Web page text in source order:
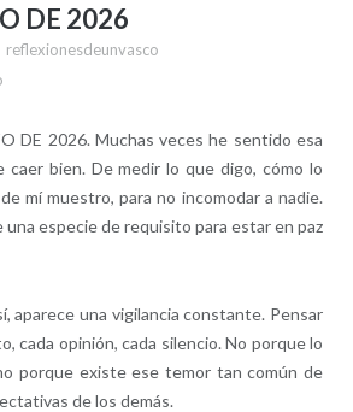
DE 2026
reflexionesdeunvasco
DE 2026. Muchas veces he sentido esa
caer bien. De medir lo que digo, cómo lo
mí muestro, para no incomodar a nadie.
especie de requisito para estar en paz
aparece una vigilancia constante. Pensar
cada opinión, cada silencio. No porque lo
porque existe ese temor tan común de
de los demás.